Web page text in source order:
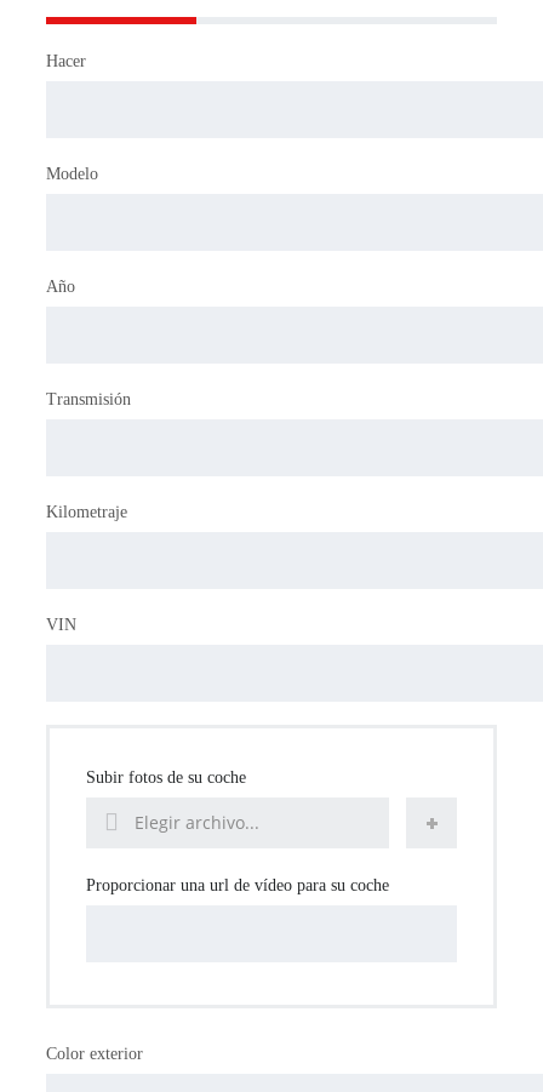
Hacer
Modelo
Año
Transmisión
Kilometraje
VIN
Subir fotos de su coche
Elegir archivo...
Proporcionar una url de vídeo para su coche
Color exterior